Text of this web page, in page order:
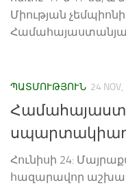
Միության
ՊԱՏՄՈՒԹՅՈՒՆ 24
Հունիսի 24:
հազարավոր